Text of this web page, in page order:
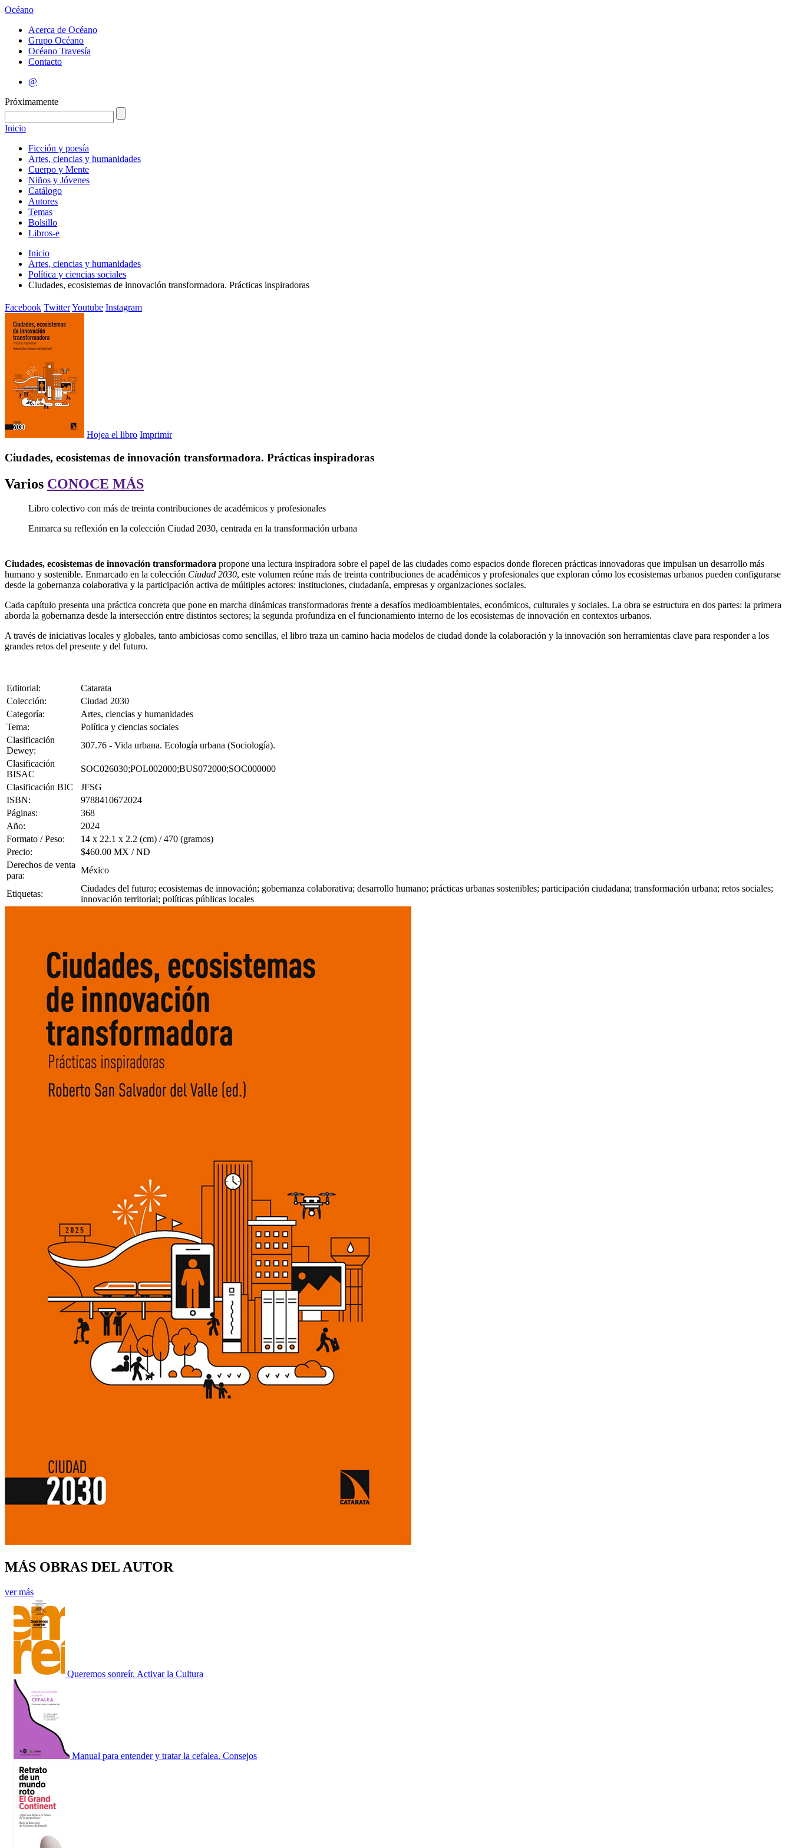
Océano
Acerca de Océano
Grupo Océano
Océano Travesía
Contacto
@
Próximamente
Inicio
Ficción y poesía
Artes, ciencias y humanidades
Cuerpo y Mente
Niños y Jóvenes
Catálogo
Autores
Temas
Bolsillo
Libros-e
Inicio
Artes, ciencias y humanidades
Política y ciencias sociales
Ciudades, ecosistemas de innovación transformadora. Prácticas inspiradoras
Facebook TwitterYoutube Instagram
Hojea el libro Imprimir
Ciudades, ecosistemas de innovación transformadora. Prácticas inspiradoras
Varios CONOCE MÁS
Libro colectivo con más de treinta contribuciones de académicos y profesionales
Enmarca su reflexión en la colección Ciudad 2030, centrada en la transformación urbana
Ciudades, ecosistemas de innovación transformadora propone una lectura inspiradora sobre el papel de las ciudades como espacios donde florecen prácticas innovadoras que impulsan un desarrollo más
humano y sostenible. Enmarcado en la colección Ciudad 2030, este volumen reúne más de treinta contribuciones de académicos y profesionales que exploran cómo los ecosistemas urbanos pueden configurarse
desde la gobernanza colaborativa y la participación activa de múltiples actores: instituciones, ciudadanía, empresas y organizaciones sociales.
Cada capítulo presenta una práctica concreta que pone en marcha dinámicas transformadoras frente a desafíos medioambientales, económicos, culturales y sociales. La obra se estructura en dos partes: la primera
aborda la gobernanza desde la intersección entre distintos sectores; la segunda profundiza en el funcionamiento interno de los ecosistemas de innovación en contextos urbanos.
A través de iniciativas locales y globales, tanto ambiciosas como sencillas, el libro traza un camino hacia modelos de ciudad donde la colaboración y la innovación son herramientas clave para responder a los
grandes retos del presente y del futuro.
Editorial:
Catarata
Colección:
Ciudad 2030
Categoría:
Artes, ciencias y humanidades
Tema:
Política y ciencias sociales
Clasificación
Dewey:
307.76 - Vida urbana. Ecología urbana (Sociología).
Clasificación
BISAC
SOC026030;POL002000;BUS072000;SOC000000
Clasificación BIC
JFSG
ISBN:
9788410672024
Páginas:
368
Año:
2024
Formato / Peso:
14 x 22.1 x 2.2 (cm) / 470 (gramos)
Precio:
$460.00 MX / ND
Derechos de venta
para:
México
Etiquetas:
Ciudades del futuro; ecosistemas de innovación; gobernanza colaborativa; desarrollo humano; prácticas urbanas sostenibles; participación ciudadana; transformación urbana; retos sociales;
innovación territorial; políticas públicas locales
MÁS OBRAS DEL AUTOR
ver más
Queremos sonreír. Activar la Cultura
Manual para entender y tratar la cefalea. Consejos